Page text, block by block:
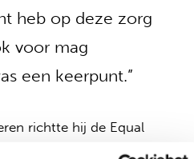
heb op deze zorg
voor mag
een keerpunt.”
richtte hij de Equal
with Disabilities op.